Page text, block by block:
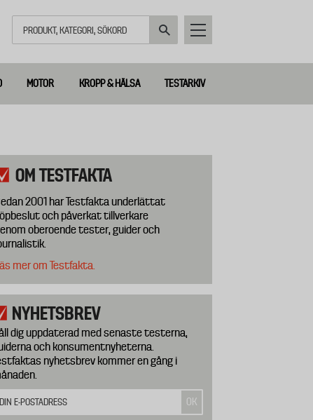
MOTOR KROPP & HÄLSA TESTARKIV
OM TESTFAKTA
2001 har Testfakta underlättat
och påverkat tillverkare
oberoende tester, guider och
mer om Testfakta.
NYHETSBREV
dig uppdaterad med senaste testerna,
och konsumentnyheterna.
nyhetsbrev kommer en gång i